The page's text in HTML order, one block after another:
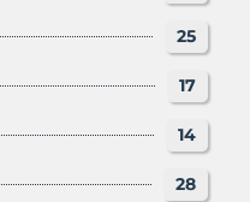
25
17
14
28